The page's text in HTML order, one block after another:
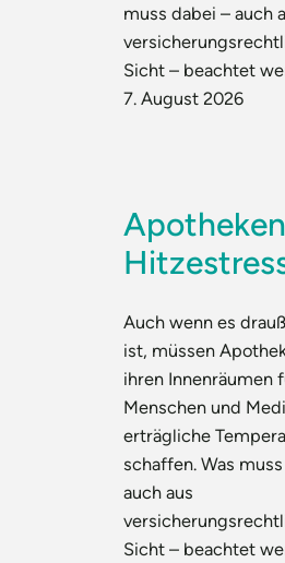
muss dabei – auch
Sicht – beachtet
7. August 2026
Auch wenn es
ist, müssen
ihren Innenräumen
Menschen und
erträgliche
schaffen. Was
auch aus
Sicht – beachtet